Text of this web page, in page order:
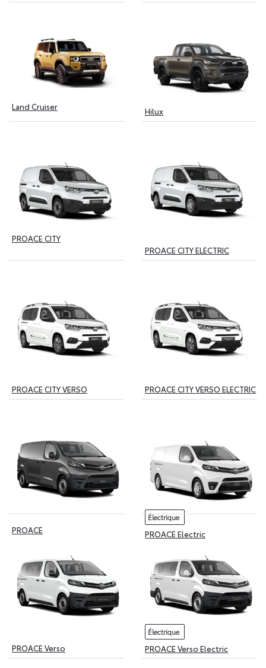
Land Cruiser Hilux
PROACE CITY
PROACE CITY ELECTRIC
PROACE CITY VERSO PROACE CITY VERSO ELECTRIC
PROACE
Électrique
PROACE Electric
PROACE Verso
Électrique
PROACE Verso Electric